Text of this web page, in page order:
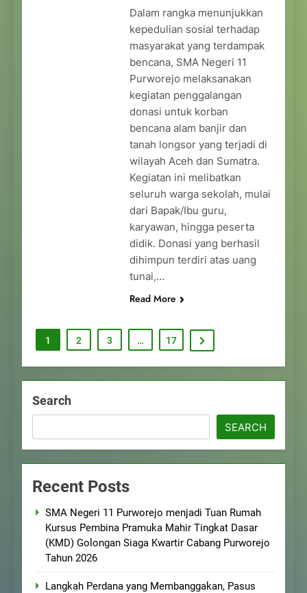
Dalam rangka menunjukkan
kepedulian sosial terhadap
masyarakat yang terdampak
bencana, SMA Negeri 11
Purworejo melaksanakan
kegiatan penggalangan
donasi untuk korban
bencana alam banjir dan
tanah longsor yang terjadi di
wilayah Aceh dan Sumatra.
Kegiatan ini melibatkan
seluruh warga sekolah, mulai
dari Bapak/Ibu guru,
karyawan, hingga peserta
didik. Donasi yang berhasil
dihimpun terdiri atas uang
tunai,…
Read More
1 2 3 … 17
Search
SEARCH
Recent Posts
SMA Negeri 11 Purworejo menjadi Tuan Rumah
Kursus Pembina Pramuka Mahir Tingkat Dasar
(KMD) Golongan Siaga Kwartir Cabang Purworejo
Tahun 2026
Langkah Perdana yang Membanggakan, Pasus